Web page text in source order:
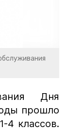
Дня
прошло
4 классов.